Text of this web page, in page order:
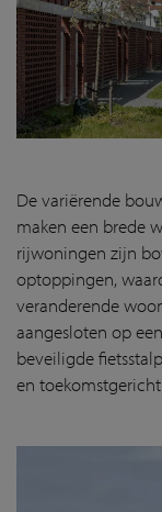
De variërende
maken een brede
rijwoningen zijn
optoppingen,
veranderende
aangesloten op
beveiligde
en